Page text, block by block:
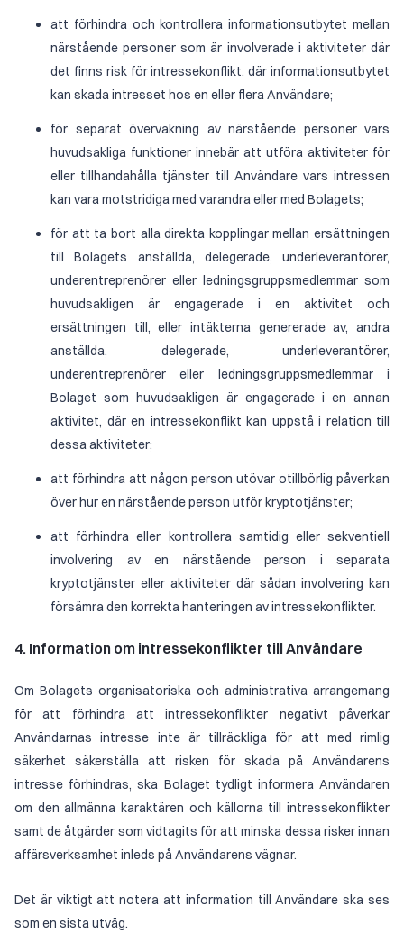
att förhindra och kontrollera informationsutbytet mellan
närstående personer som är involverade i aktiviteter där
det finns risk för intressekonflikt, där informationsutbytet
kan skada intresset hos en eller flera Användare;
för separat övervakning av närstående personer vars
huvudsakliga funktioner innebär att utföra aktiviteter för
eller tillhandahålla tjänster till Användare vars intressen
kan vara motstridiga med varandra eller med Bolagets;
för att ta bort alla direkta kopplingar mellan ersättningen
till Bolagets anställda, delegerade, underleverantörer,
underentreprenörer eller ledningsgruppsmedlemmar som
huvudsakligen är engagerade i en aktivitet och
ersättningen till, eller intäkterna genererade av, andra
anställda, delegerade, underleverantörer,
underentreprenörer eller ledningsgruppsmedlemmar i
Bolaget som huvudsakligen är engagerade i en annan
aktivitet, där en intressekonflikt kan uppstå i relation till
dessa aktiviteter;
att förhindra att någon person utövar otillbörlig påverkan
över hur en närstående person utför kryptotjänster;
att förhindra eller kontrollera samtidig eller sekventiell
involvering av en närstående person i separata
kryptotjänster eller aktiviteter där sådan involvering kan
försämra den korrekta hanteringen av intressekonflikter.
4. Information om intressekonflikter till Användare
Om Bolagets organisatoriska och administrativa arrangemang
för att förhindra att intressekonflikter negativt påverkar
Användarnas intresse inte är tillräckliga för att med rimlig
säkerhet säkerställa att risken för skada på Användarens
intresse förhindras, ska Bolaget tydligt informera Användaren
om den allmänna karaktären och källorna till intressekonflikter
samt de åtgärder som vidtagits för att minska dessa risker innan
affärsverksamhet inleds på Användarens vägnar.
Det är viktigt att notera att information till Användare ska ses
som en sista utväg.